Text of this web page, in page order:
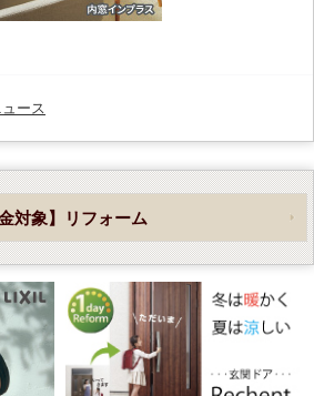
ュース
対象】リフォーム